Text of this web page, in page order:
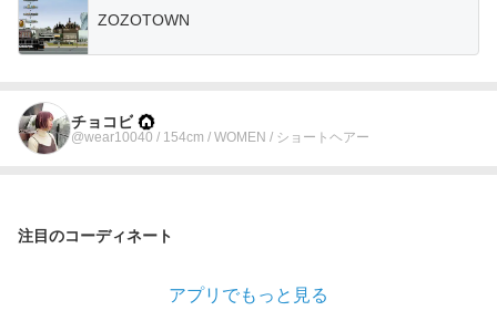
ZOZOTOWN
チョコビ
@wear10040 / 154cm / WOMEN / ショートヘアー
注目のコーディネート
アプリでもっと見る